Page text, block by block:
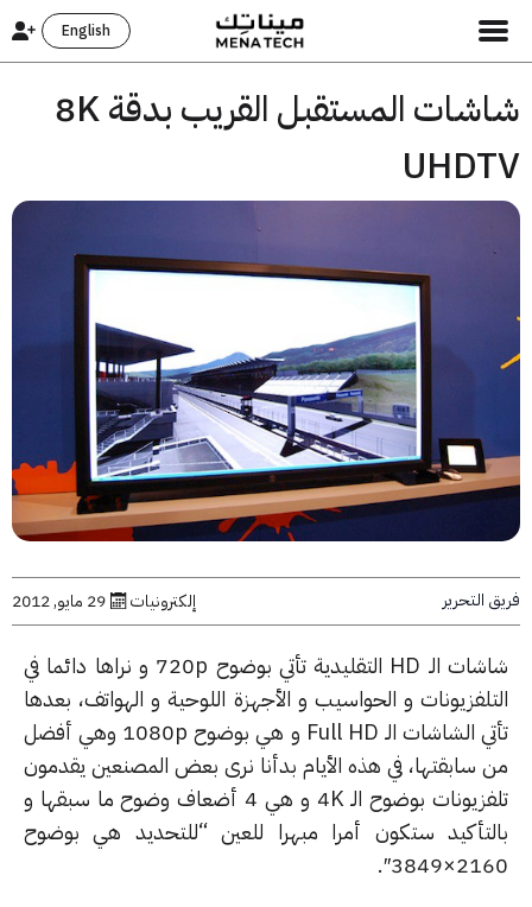
English
شاشات المستقبل القريب بدقة 8K
إلكترونيات 29 مايو, 2012
شاشات الـ HD التقليدية تأتي بوضوح 720p و نراها دائما في
و الحواسيب و الأجهزة اللوحية و الهواتف، بعدها
تأتي الشاشات الـ Full HD و هي بوضوح 1080p وهي أفضل
سابقتها، في هذه الأيام بدأنا نرى بعض المصنعين يقدمون
تلفزيونات بوضوح الـ 4K و هي 4 أضعاف وضوح ما سبقها و
ستكون أمرا مبهرا للعين “للتحديد هي بوضوح